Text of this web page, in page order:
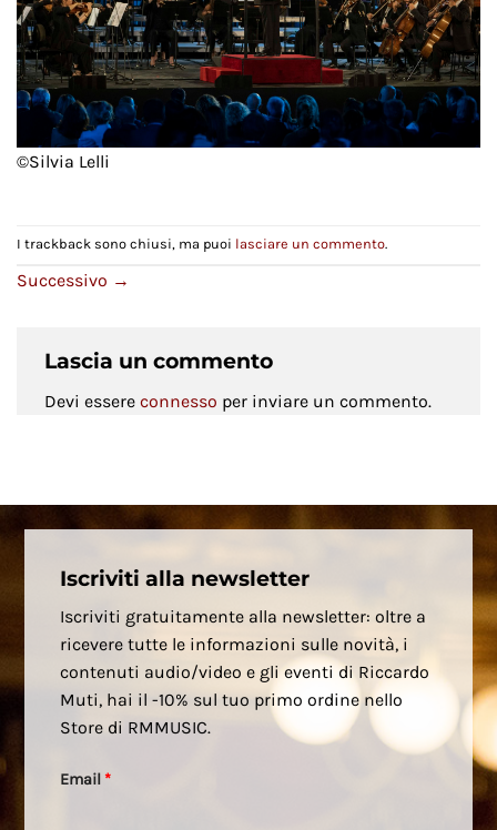
©Silvia Lelli
I trackback sono chiusi, ma puoi lasciare un commento.
Successivo →
Lascia un commento
Devi essere connesso per inviare un commento.
Iscriviti alla newsletter
Iscriviti gratuitamente alla newsletter: oltre a
ricevere tutte le informazioni sulle novità, i
contenuti audio/video e gli eventi di Riccardo
Muti, hai il -10% sul tuo primo ordine nello
Store di RMMUSIC.
Email*